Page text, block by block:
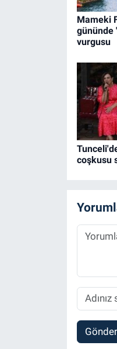
Mameki
gününde
vurgusu
coşkusu
Gönder